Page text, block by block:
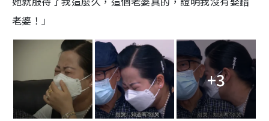
老婆！」
+3